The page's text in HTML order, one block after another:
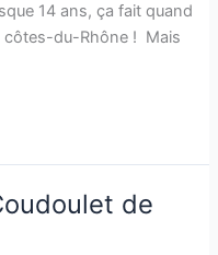
14 ans, ça fait quand
côtes-du-Rhône ! Mais
de